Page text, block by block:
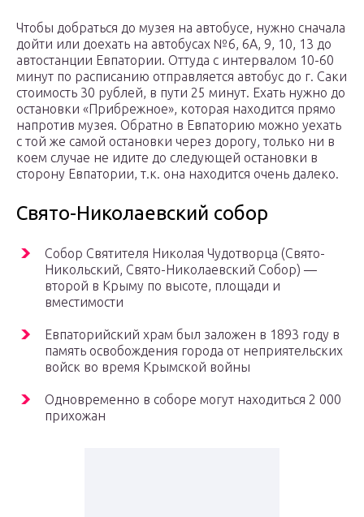
Чтобы добраться до музея на автобусе, нужно сначала
дойти или доехать на автобусах №6, 6А, 9, 10, 13 до
автостанции Евпатории. Оттуда с интервалом 10-60
минут по расписанию отправляется автобус до г. Саки
стоимость 30 рублей, в пути 25 минут. Ехать нужно до
остановки «Прибрежное», которая находится прямо
напротив музея. Обратно в Евпаторию можно уехать
с той же самой остановки через дорогу, только ни в
коем случае не идите до следующей остановки в
сторону Евпатории, т.к. она находится очень далеко.
Свято-Николаевский собор
Собор Святителя Николая Чудотворца (Свято-
Никольский, Свято-Николаевский Собор) —
второй в Крыму по высоте, площади и
вместимости
Евпаторийский храм был заложен в 1893 году в
память освобождения города от неприятельских
войск во время Крымской войны
Одновременно в соборе могут находиться 2 000
прихожан